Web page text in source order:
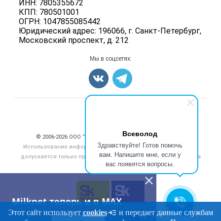
Всеволод
Здравствуйте! Готов помочь
вам. Напишите мне, если у
вас появятся вопросы.
Milknet теперь и в MAX
ИНН: 7805355672
КПП: 780501001
ОГРН: 1047855085442
Юридический адрес: 196066, г. Санкт-Петербург,
Московский проспект, д. 212
Карта объявлений
Мы в соцсетях:
© 2006‑2026 ООО “Инлайн”. 12+ Все права защищены.
Использование информации, размещенной на данном сайте,
допускается только при размещении активной гиперссылки на
milknet.ru
Этот сайт использует cookies
и передает данные службам